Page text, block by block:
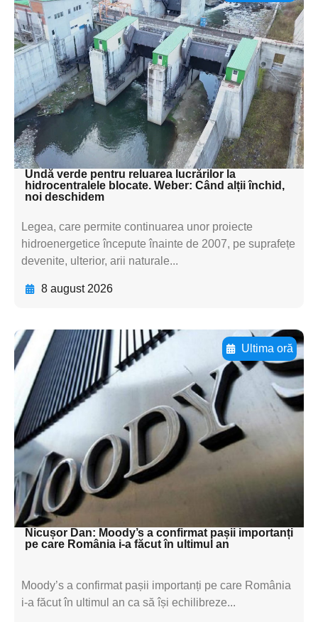
Adaugă aici textul pentru
subtitluAdaugă aici
textul pentru
subtitluAdaugă aici
textul pentru
subtitluAdaugă aici
textul pentru subti
Undă verde pentru reluarea lucrărilor la
hidrocentralele blocate. Weber: Când alții închid,
noi deschidem
Legea, care permite continuarea unor proiecte
hidroenergetice începute înainte de 2007, pe suprafețe
devenite, ulterior, arii naturale...
8 august 2026
Ultima oră
Adaugă aici textul pentru
subtitluAdaugă aici
textul pentru
subtitluAdaugă aici
textul pentru
subtitluAdaugă aici
textul pentru subti
Nicușor Dan: Moody’s a confirmat pașii importanți
pe care România i-a făcut în ultimul an
Moody’s a confirmat pașii importanți pe care România
i-a făcut în ultimul an ca să își echilibreze...